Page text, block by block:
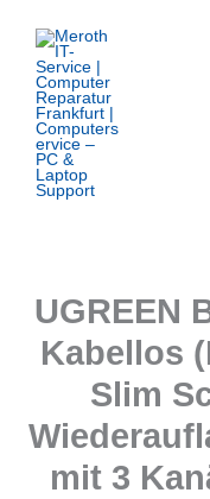
Inhalt
springen
UGREEN
Kabellos
Slim
mit 3